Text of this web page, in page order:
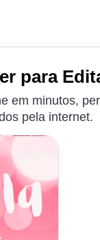
para
em minutos,
pela internet.